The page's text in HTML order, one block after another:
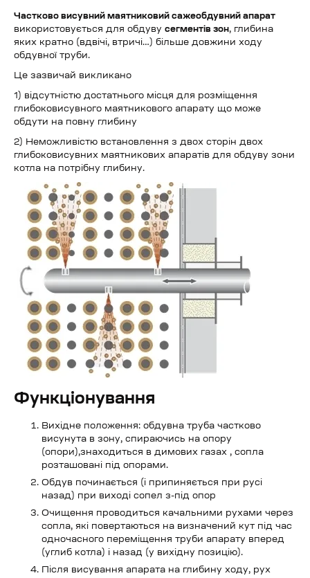
Частково висувний маятниковий сажеобдувний апарат
використовується для обдуву сегментів зон, глибина
яких кратно (вдвічі, втричі…) більше довжини ходу
обдувної труби.
Це зазвичай викликано
1) відсутністю достатнього місця для розміщення
глибоковисувного маятникового апарату що може
обдути на повну глибину
2) Неможливістю встановлення з двох сторін двох
глибоковисувних маятникових апаратів для обдуву зони
котла на потрібну глибину.
Функціонування
Вихідне положення: обдувна труба частково
висунута в зону, спираючись на опору
(опори),знаходиться в димових газах , сопла
розташовані під опорами.
Обдув починається (і припиняється при русі
назад) при виході сопел з-під опор
Очищення проводиться качальними рухами через
сопла, які повертаються на визначений кут під час
одночасного переміщення труби апарату вперед
(углиб котла) і назад (у вихідну позицію).
Після висування апарата на глибину ходу, рух